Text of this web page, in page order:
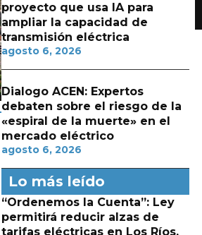
proyecto que usa IA para
ampliar la capacidad de
transmisión eléctrica
agosto 6, 2026
Dialogo ACEN: Expertos
debaten sobre el riesgo de la
«espiral de la muerte» en el
mercado eléctrico
agosto 6, 2026
Lo más leído
“Ordenemos la Cuenta”: Ley
permitirá reducir alzas de
tarifas eléctricas en Los Ríos,